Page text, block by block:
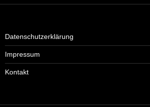
Datenschutzerklärung
Impressum
Kontakt